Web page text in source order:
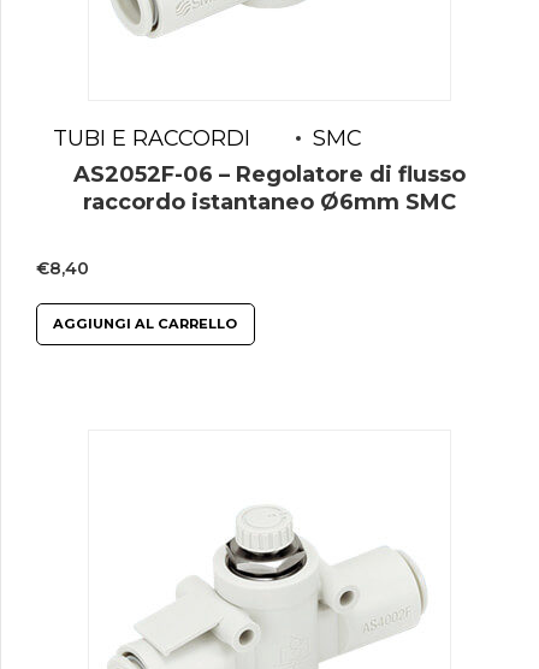
TUBI E RACCORDI
SMC
AS2052F-06 – Regolatore di flusso
raccordo istantaneo Ø6mm SMC
€8,40
AGGIUNGI AL CARRELLO